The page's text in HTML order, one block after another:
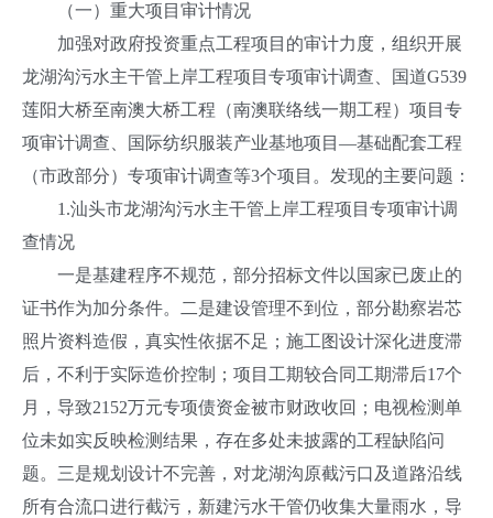
（一）重大项目审计情况
加强对政府投资重点工程项目的审计力度，组织开展
龙湖沟污水主干管上岸工程项目专项审计调查、国道G539
莲阳大桥至南澳大桥工程（南澳联络线一期工程）项目专
项审计调查、国际纺织服装产业基地项目—基础配套工程
（市政部分）专项审计调查等3个项目。发现的主要问题：
1.汕头市龙湖沟污水主干管上岸工程项目专项审计调
查情况
一是基建程序不规范，部分招标文件以国家已废止的
证书作为加分条件。二是建设管理不到位，部分勘察岩芯
照片资料造假，真实性依据不足；施工图设计深化进度滞
后，不利于实际造价控制；项目工期较合同工期滞后17个
月，导致2152万元专项债资金被市财政收回；电视检测单
位未如实反映检测结果，存在多处未披露的工程缺陷问
题。三是规划设计不完善，对龙湖沟原截污口及道路沿线
所有合流口进行截污，新建污水干管仍收集大量雨水，导